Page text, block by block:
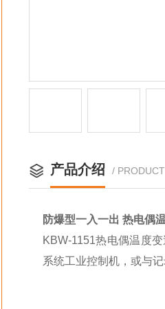
产品介绍 /
防爆型一入一出 热电偶
KBW-1151热电偶温度
系统工业控制机，或与